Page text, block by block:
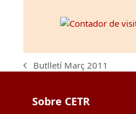
previous
Butlletí Març 2011
Sobre CETR